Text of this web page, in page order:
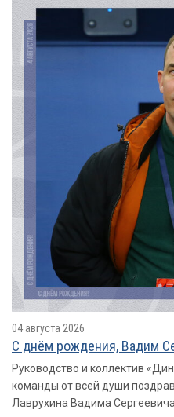
04 августа 2026
С днём рождения, Вадим
Руководство и коллектив
команды от всей души
Лаврухина Вадима